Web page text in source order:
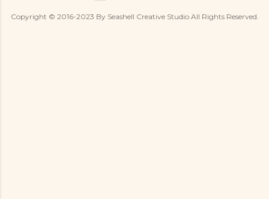
Copyright © 2016-2023 By Seashell Creative Studio All Rights Reserved.